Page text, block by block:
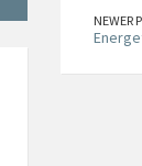
NEWER